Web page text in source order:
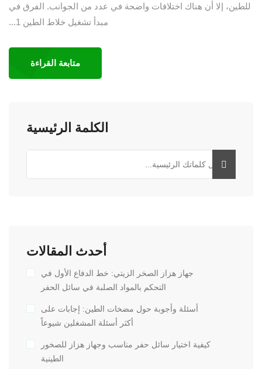
للطين، إلا أن هناك اختلافات واضحة في عدد من الجوانب. الفرق في
مبدأ تشغيل خلاط الطين 1...
متابعة القراءة
الكلمة الرئيسية
أحدث المقالات
جهاز هزاز الصخر الزيتي: خط الدفاع الأول في
التحكم بالمواد الصلبة في سائل الحفر
أسئلة وأجوبة حول مضخات الطين: إجابات على
أكثر أسئلة المشغلين شيوعاً
كيفية اختيار سائل حفر مناسب وجهاز هزاز للصخور
الطينية